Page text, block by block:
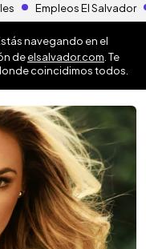
Empleos El Salvador
navegando en el
deelsalvador.com . Te
coincidimos todos.